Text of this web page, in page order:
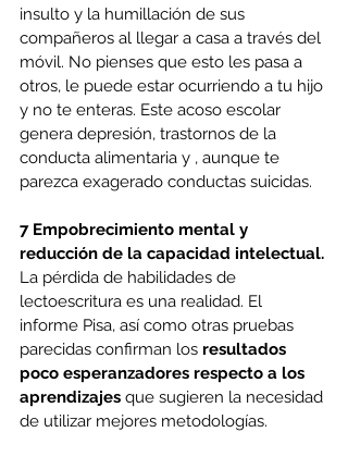
insulto y la humillación de sus
compañeros al llegar a casa a través del
móvil. No pienses que esto les pasa a
otros, le puede estar ocurriendo a tu hijo
y no te enteras. Este acoso escolar
genera depresión, trastornos de la
conducta alimentaria y , aunque te
parezca exagerado conductas suicidas.
7 Empobrecimiento mental y
reducción de la capacidad intelectual.
La pérdida de habilidades de
lectoescritura es una realidad. El
informe Pisa, así como otras pruebas
parecidas confirman los resultados
poco esperanzadores respecto a los
aprendizajes que sugieren la necesidad
de utilizar mejores metodologías.